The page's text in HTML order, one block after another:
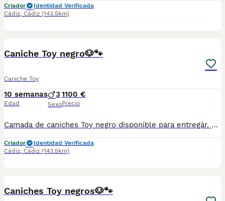
Criador
Identidad Verificada
Cádiz, Cádiz (143.5km)
Caniche Toy negro🐶🐾
Caniche Toy
10 semanas
Edad
3
Sexo
1100 €
Precio
Camada de caniches Toy negro disponible para entregár. Se entrega con toda la documentación al día, vacunados desparasitados y con la cartilla adecuada a su edad . Nuestros cachorros están criados con mucho amor y mimos en ambiente familiar. Súper sociables y cariñosos. Se encuentran en Sevilla,también disponemos de transporte . Cualquier duda pregunten sin compromiso ☺️
Criador
Identidad Verificada
Cádiz, Cádiz (143.5km)
Caniches Toy negros🐶🐾